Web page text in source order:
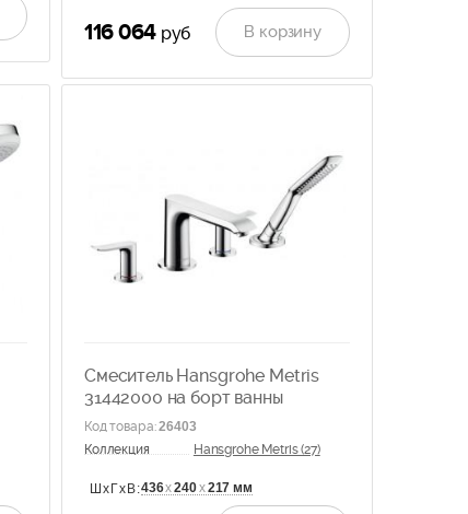
116 064 руб В корзину
Смеситель Hansgrohe Metris
31442000 на борт ванны
Код товара:26403
Коллекция
Hansgrohe Metris (27)
ШхГхВ:436х240х217 мм